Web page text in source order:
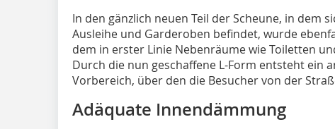
In den gänzlich neuen Teil der Scheune, in dem
Ausleihe und Garderoben befindet, wurde
dem in erster Linie Nebenräume wie Toiletten
Durch die nun geschaffene L-Form entsteht ein
Vorbereich, über den die Besucher von der
Adäquate Innendämmung